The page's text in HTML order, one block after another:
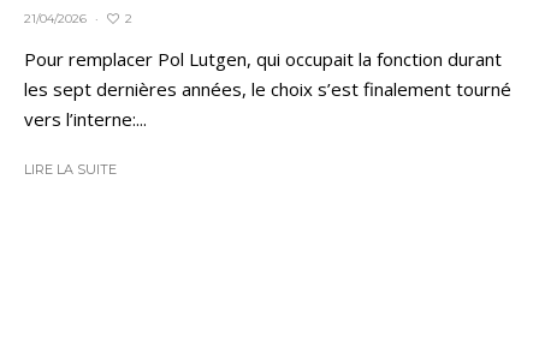
21/04/2026 · 2
Pour remplacer Pol Lutgen, qui occupait la fonction durant
les sept dernières années, le choix s’est finalement tourné
vers l’interne:...
LIRE LA SUITE